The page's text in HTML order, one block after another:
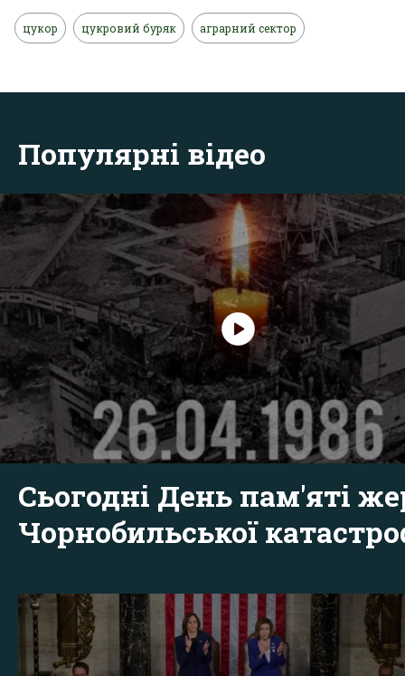
цукор цукровий буряк аграрний сектор
Популярні відео
Сьогодні День пам'яті
Чорнобильської